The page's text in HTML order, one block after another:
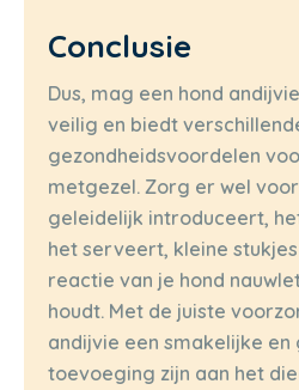
Conclusie
Dus, mag een hond
veilig en biedt
gezondheidsvoordelen
metgezel. Zorg er wel
geleidelijk introduceert,
het serveert, kleine
reactie van je hond
houdt. Met de juiste
andijvie een smakelijke en
toevoeging zijn aan het